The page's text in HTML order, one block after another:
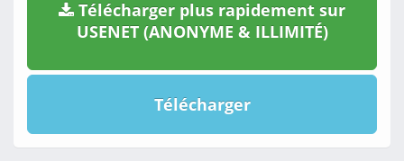
Télécharger plus rapidement sur
USENET (ANONYME & ILLIMITÉ)
Télécharger